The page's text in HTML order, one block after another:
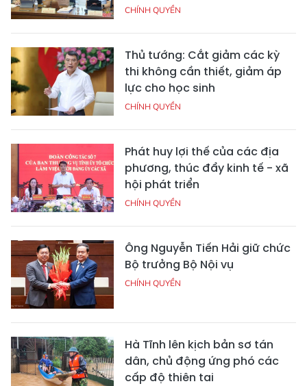
CHÍNH QUYỀN
Thủ tướng: Cắt giảm các kỳ
thi không cần thiết, giảm áp
lực cho học sinh
CHÍNH QUYỀN
Phát huy lợi thế của các địa
phương, thúc đẩy kinh tế - xã
hội phát triển
CHÍNH QUYỀN
Ông Nguyễn Tiến Hải giữ chức
Bộ trưởng Bộ Nội vụ
CHÍNH QUYỀN
Hà Tĩnh lên kịch bản sơ tán
dân, chủ động ứng phó các
cấp độ thiên tai